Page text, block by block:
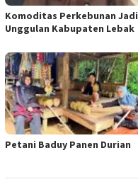
Komoditas Perkebunan Jadi
Unggulan Kabupaten Lebak
Petani Baduy Panen Durian